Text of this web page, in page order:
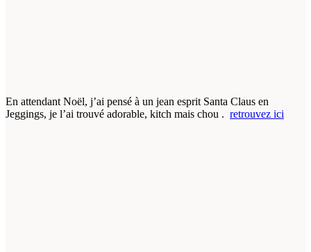
En attendant Noël, j’ai pensé à un jean esprit Santa Claus en
Jeggings, je l’ai trouvé adorable, kitch mais chou . retrouvez ici